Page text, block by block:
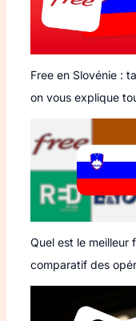
Free en Slovénie :
on vous explique
Quel est le meilleur
comparatif des